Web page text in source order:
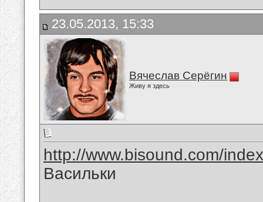
23.05.2013, 15:33
Вячеслав Серёгин
Живу я здесь
http://www.bisound.com/
Васильки